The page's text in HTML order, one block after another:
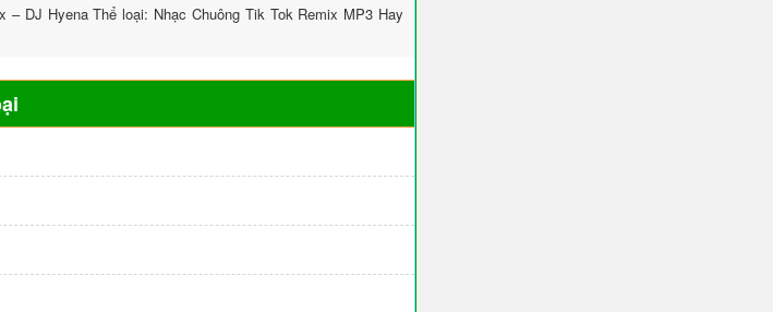
– DJ Hyena Thể loại: Nhạc Chuông Tik Tok Remix MP3 Hay